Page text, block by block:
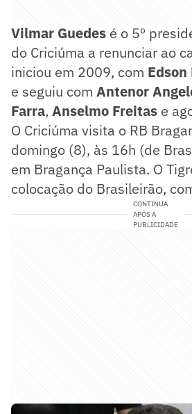
Vilmar Guedes é o 5º
do Criciúma a renunciar ao
iniciou em 2009, com
e seguiu com Antenor
Farra, Anselmo Freitas e
O Criciúma visita o RB
domingo (8), às 16h (de
em Bragança Paulista. O
colocação do Brasileirão,
CONTINUA
APÓS A
PUBLICIDADE